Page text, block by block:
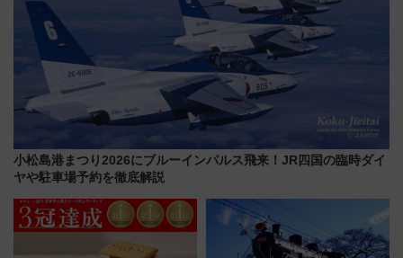
小松島港まつり2026にブルーインパルス飛来！JR四国の臨時ダイ
ヤや駐車場予約を徹底解説